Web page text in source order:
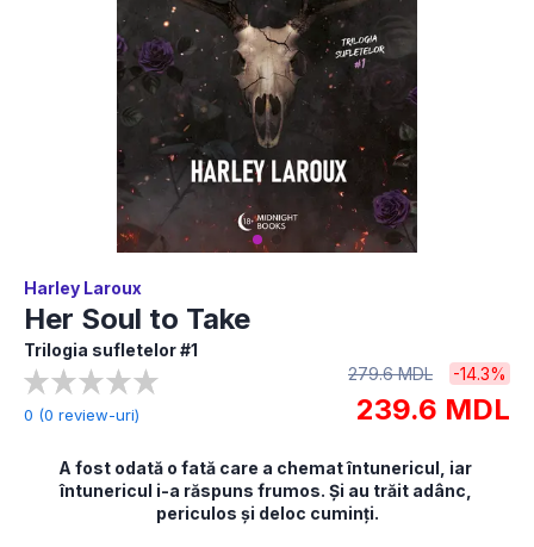
Harley Laroux
Her Soul to Take
Trilogia sufletelor #1
0 (0 review-uri)
279.6 MDL -14.3%
239.6 MDL
A fost odată o fată care a chemat întunericul, iar
întunericul i-a răspuns frumos. Și au trăit adânc,
periculos și deloc cuminți.